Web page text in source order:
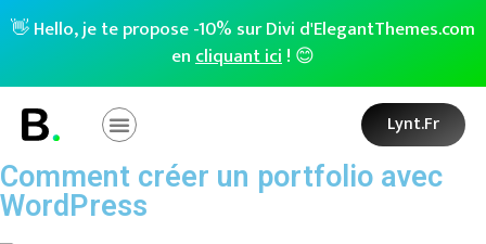
👋 Hello, je te propose -10% sur Divi d'ElegantThemes.com
encliquant ici! 😊
Lynt.fr
Comment créer un portfolio avec
WordPress